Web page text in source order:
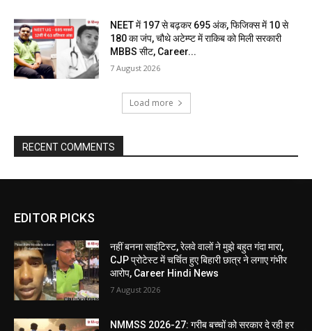
NEET में 197 से बढ़कर 695 अंक, फिजिक्स में 10 से
180 का जंप, चौथे अटेम्प्ट में राकिब को मिली सरकारी
MBBS सीट, Career...
7 August 2026
Load more
RECENT COMMENTS
EDITOR PICKS
नहीं बनना साइंटिस्ट, रेलवे वालों ने मुझे बहुत गंदा मारा,
CJP प्रोटेस्ट में चर्चित हुए बिहारी छात्र ने लगाए गंभीर
आरोप, Career Hindi News
7 August 2026
NMMSS 2026-27: गरीब बच्चों को सरकार दे रही हर